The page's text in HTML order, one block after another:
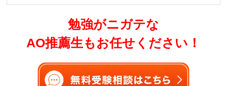
勉強がニガテな
AO推薦生もお任せください！